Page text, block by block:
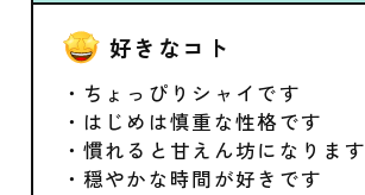
好きなコト
・ちょっぴりシャイです
・はじめは慎重な性格です
・慣れると甘えん坊になります
・穏やかな時間が好きです